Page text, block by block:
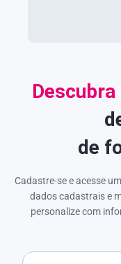
Descubra
de
Cadastre-se e acesse
dados cadastrais e
personalize com